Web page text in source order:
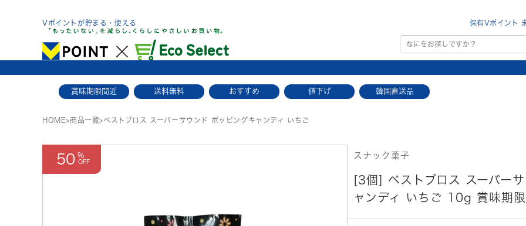
Vポイントが貯まる・使える 保有Vポイント
賞味期限間近 送料無料 おすすめ 値下げ 韓国直送品
HOME>商品一覧>ベストブロス スーパーサウンド ポッピングキャンディ いちご
50 スナック菓子
[3個] ベストブロス スーパー
ャンディ いちご 10g 賞味期